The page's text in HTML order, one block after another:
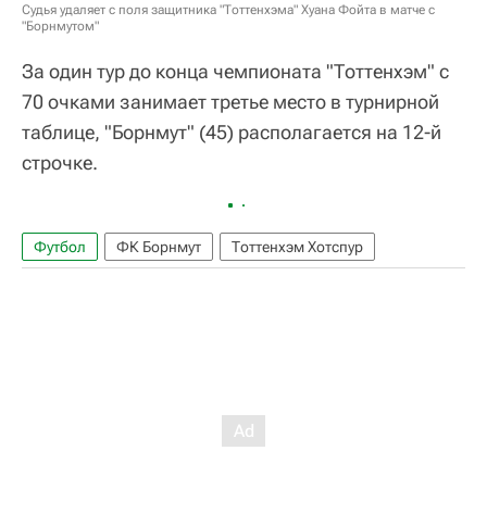
Судья удаляет с поля защитника "Тоттенхэма" Хуана Фойта в матче с
"Борнмутом"
За один тур до конца чемпионата "Тоттенхэм" с
70 очками занимает третье место в турнирной
таблице, "Борнмут" (45) располагается на 12-й
строчке.
Футбол ФК Борнмут Тоттенхэм Хотспур